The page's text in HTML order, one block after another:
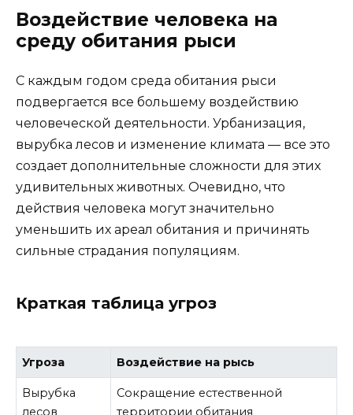
Воздействие человека на
среду обитания рыси
С каждым годом среда обитания рыси
подвергается все большему воздействию
человеческой деятельности. Урбанизация,
вырубка лесов и изменение климата — все это
создает дополнительные сложности для этих
удивительных животных. Очевидно, что
действия человека могут значительно
уменьшить их ареал обитания и причинять
сильные страдания популяциям.
Краткая таблица угроз
Угроза Воздействие на рысь
Вырубка
лесов
Сокращение естественной
территории обитания